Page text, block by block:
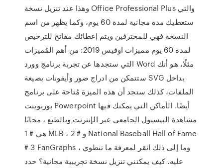
وهذا عند تنزيل نسخة Office Professional Plus والتي
ستعطيك مدة مجانية لمدة 60 يوم، وكما يظهر من اسم
النسخة فهي للمحترفين ويتم إعطائك مفاتح للترخيص
لمدة 60 يوم مميزات اوفيس 2019: من أهم المُميزات
التي ستجدها عن تجربة برنامج وورد Word مثلًا، هو أنك
ستتمكن من ادراج صور وأيقونات بصيغة SVG بداخل
الملفات، كذلك ستجد أن هذه الميزة مُتاحة على برنامج
بوربوينت Powerpoint أيضًا. الأماكن التي يمكنك فيها
مشاهدة البيسبول الجامعي عبر الإنترنت وبالطبع ، مجانًا
هي # 1 MLB ، و # 2 National Baseball Hall of Fame
# 3 FanGraphs ، وما إلى ذلك انقر لمعرفة ما تنطوي
عليه. كيف يمكنني تنزيل نسخة تجريبية مجانية؟ حدد